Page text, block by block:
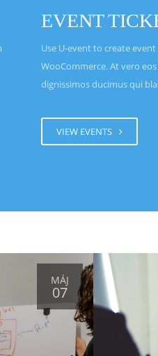
EVENT
Use U-event to create
WooCommerce. At vero
dignissimos ducimus qui
VIEW EVENTS
MÁJ
07